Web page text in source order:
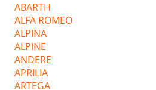
ABARTH
ALFA ROMEO
ALPINA
ALPINE
ANDERE
APRILIA
ARTEGA